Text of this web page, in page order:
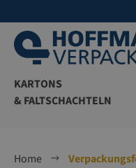
KARTONS
& FALTSCHACHTELN
Home